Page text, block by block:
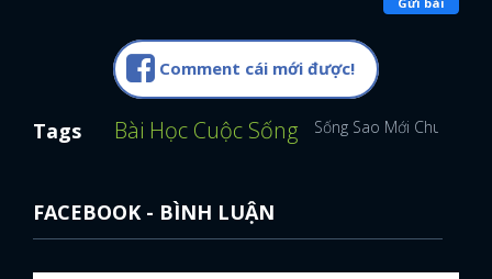
ĐĂNG NHẬP
Comment cái mới được!
Tags Bài Học Cuộc Sống Sống Sao Mới Chuẩn
FACEBOOK - BÌNH LUẬN